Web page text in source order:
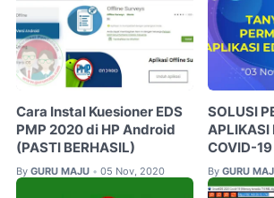
Cara Instal Kuesioner EDS
PMP 2020 di HP Android
(PASTI BERHASIL)
By GURU MAJU • 05 Nov, 2020
SOLUSI
APLIKASI
COVID-19
By GURU